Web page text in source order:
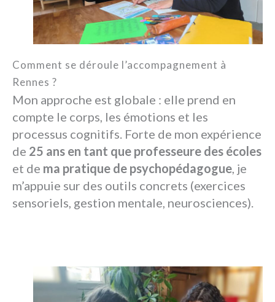
Comment se déroule l’accompagnement à
Rennes ?
Mon approche est globale : elle prend en
compte le corps, les émotions et les
processus cognitifs. Forte de mon expérience
de 25 ans en tant que professeure des écoles
et de ma pratique de psychopédagogue, je
m’appuie sur des outils concrets (exercices
sensoriels, gestion mentale, neurosciences).